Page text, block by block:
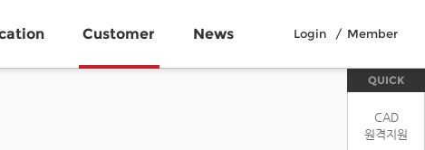
Customer News Login Member
QUICK
CAD
원격지원